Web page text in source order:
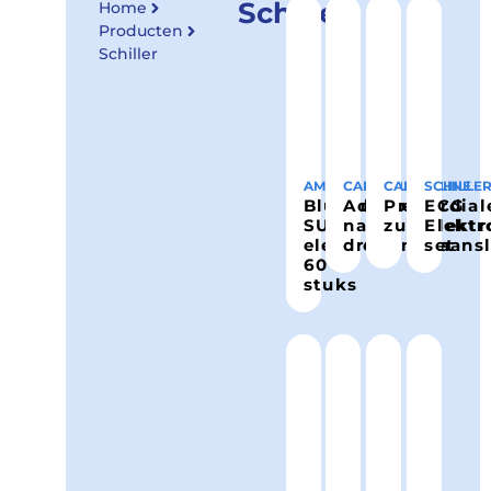
Home
Producten
Schiller
Schiller
AMBU
BlueSensor
SU
elektrode
60
stuks
CARDIOLINE
Adapter
naar
CARDIOLINE
ECG
set